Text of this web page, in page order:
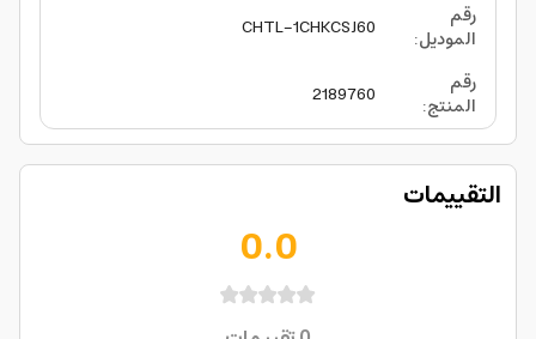
رقم
الموديل:
CHTL-1CHKCSJ60
رقم
المنتج:
2189760
التقييمات
0.0